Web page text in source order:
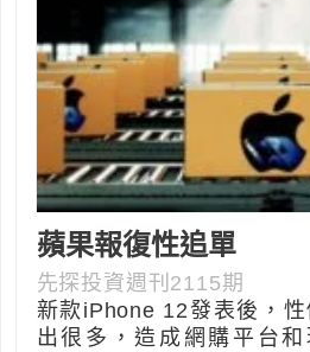
蘋果報復性追單
先探投資週刊2115期
新款iPhone 12發表後，
出很多，造成網購平台